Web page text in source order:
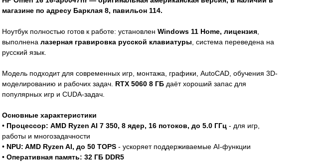
магазине по адресу Барклая 8, павильон 114.
Ноутбук полностью готов к работе: установлен Windows 11 Home, лицензия,
выполнена лазерная гравировка русской клавиатуры, система переведена на
русский язык.
Модель подходит для современных игр, монтажа, графики, AutoCAD, обучения 3D-
моделированию и рабочих задач. RTX 5060 8 ГБ даёт хороший запас для
популярных игр и CUDA-задач.
Основные характеристики
• Процессор: AMD Ryzen AI 7 350, 8 ядер, 16 потоков, до 5.0 ГГц - для игр,
работы и многозадачности
• NPU: AMD Ryzen AI, до 50 TOPS - ускоряет поддерживаемые AI-функции
• Оперативная память: 32 ГБ DDR5